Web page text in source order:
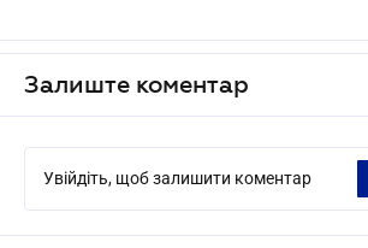
Залиште коментар
Увійдіть, щоб залишити коментар